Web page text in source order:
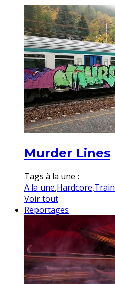
Murder Lines
Tags à la une :
A la une,Hardcore,Train
Voir tout
Reportages